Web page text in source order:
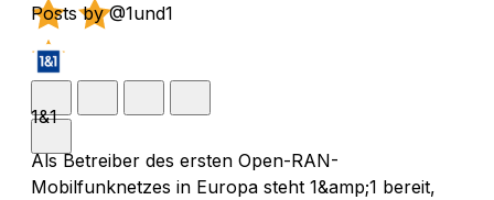
Posts by @1und1
1&1
Als Betreiber des ersten Open-RAN-
Mobilfunknetzes in Europa steht 1&amp;1 bereit,